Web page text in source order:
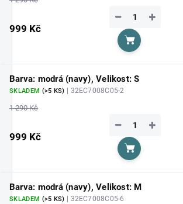
999 Kč
+
−
Do košíku
Barva: modrá (navy), Velikost: S
SKLADEM (>5 KS) | 32EC7008C05-2
1 290 Kč
999 Kč
+
−
Do košíku
Barva: modrá (navy), Velikost: M
SKLADEM (>5 KS) | 32EC7008C05-6